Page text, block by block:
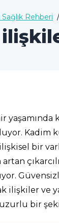
Rehberi /
Kadim
ilişkisel bir
ilişkiler ve
bir